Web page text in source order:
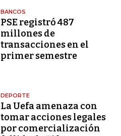
BANCOS
PSE registró 487
millones de
transacciones en el
primer semestre
DEPORTE
La Uefa amenaza con
tomar acciones legales
por comercialización